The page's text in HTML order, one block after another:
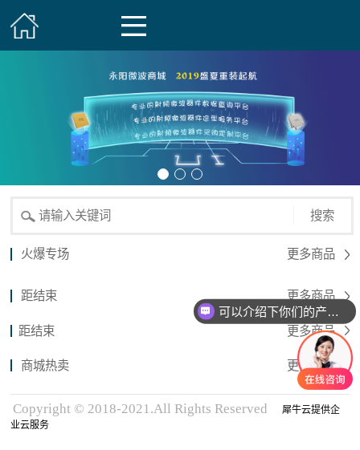
搜索
火爆专场 更多商品
距结束 更多商品
距结束 更多商品
商城热卖 更多商品
Copyright © 2018-2021.All Rights Reserved
犀牛云提供企
业云服务